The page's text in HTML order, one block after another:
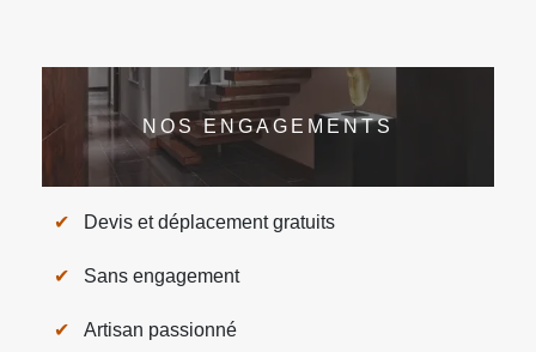
NOS ENGAGEMENTS
Devis et déplacement gratuits
Sans engagement
Artisan passionné